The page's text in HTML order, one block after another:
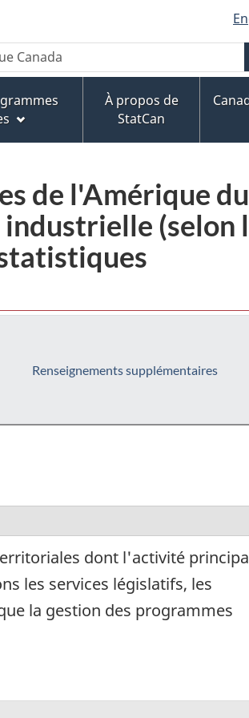
À propos de
StatCan
de l'Amérique du
(selon
Renseignements supplémentaires
dont l'activité
les services législatifs, les
la gestion des programmes